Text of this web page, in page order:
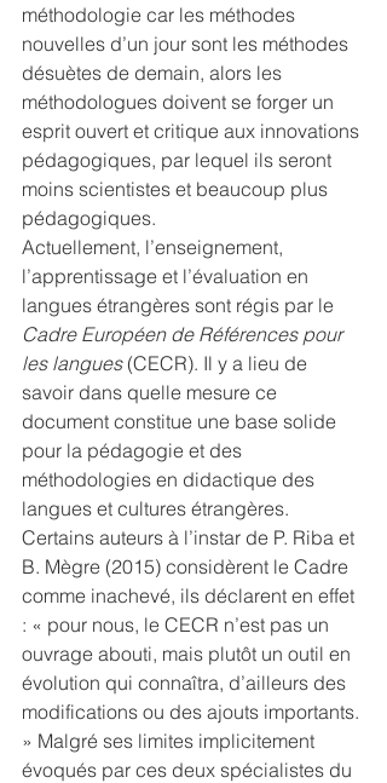
méthodologie car les méthodes
nouvelles d’un jour sont les méthodes
désuètes de demain, alors les
méthodologues doivent se forger un
esprit ouvert et critique aux innovations
pédagogiques, par lequel ils seront
moins scientistes et beaucoup plus
pédagogiques.
Actuellement, l’enseignement,
l’apprentissage et l’évaluation en
langues étrangères sont régis par le
Cadre Européen de Références pour
les langues (CECR). Il y a lieu de
savoir dans quelle mesure ce
document constitue une base solide
pour la pédagogie et des
méthodologies en didactique des
langues et cultures étrangères.
Certains auteurs à l’instar de P. Riba et
B. Mègre (2015) considèrent le Cadre
comme inachevé, ils déclarent en effet
: « pour nous, le CECR n’est pas un
ouvrage abouti, mais plutôt un outil en
évolution qui connaîtra, d’ailleurs des
modifications ou des ajouts importants.
» Malgré ses limites implicitement
évoqués par ces deux spécialistes du